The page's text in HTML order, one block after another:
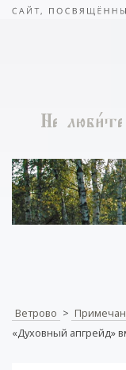
Ветрово >
«Духовный апгрейд»